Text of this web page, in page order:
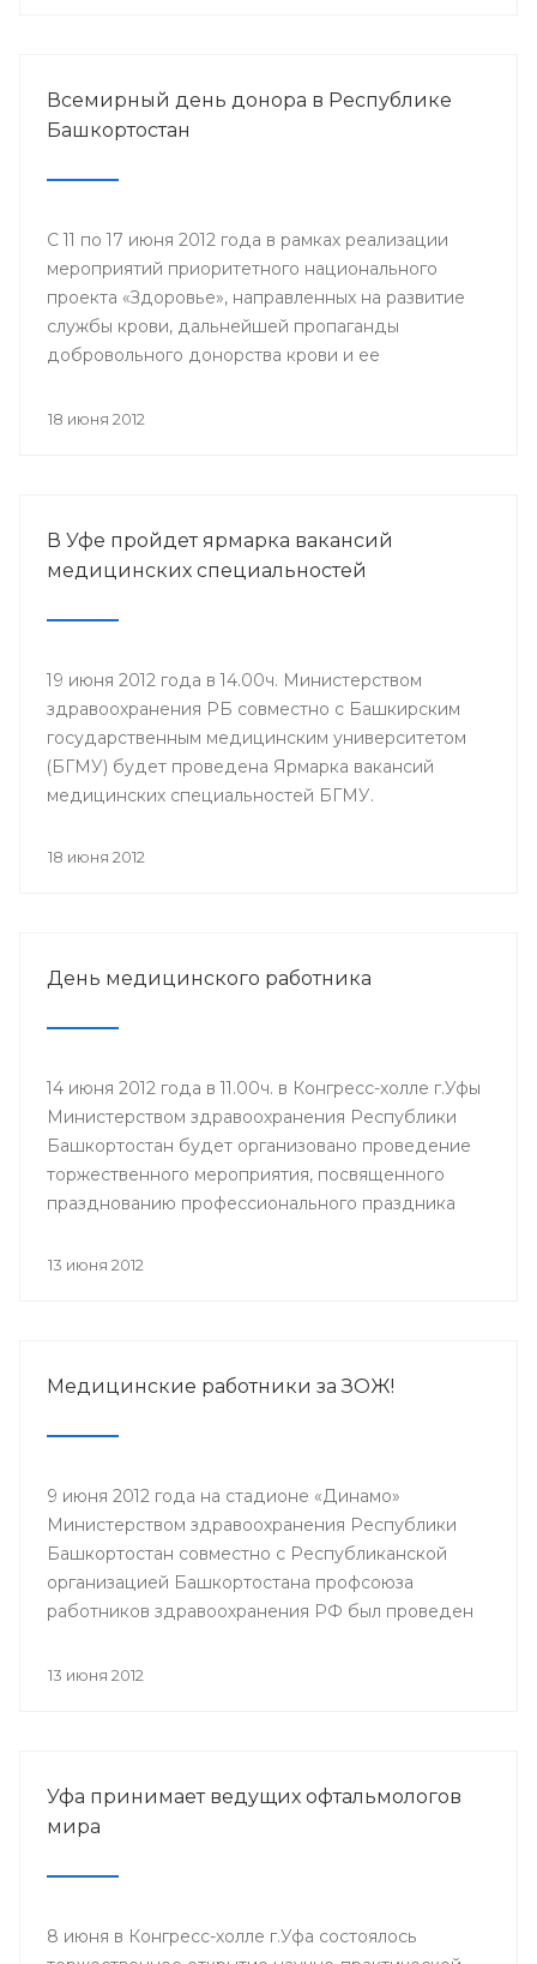
Всемирный день донора в Республике
Башкортостан
С 11 по 17 июня 2012 года в рамках реализации
мероприятий приоритетного национального
проекта «Здоровье», направленных на развитие
службы крови, дальнейшей пропаганды
добровольного донорства крови и ее
информационная акция «Спасибо, донор!»,
18 июня 2012
В Уфе пройдет ярмарка вакансий
медицинских специальностей
19 июня 2012 года в 14.00ч. Министерством
здравоохранения РБ совместно с Башкирским
государственным медицинским университетом
(БГМУ) будет проведена Ярмарка вакансий
медицинских специальностей БГМУ.
лечебно-профилактических учреждений (ЛПУ)
выпускники 2012 года.
18 июня 2012
День медицинского работника
14 июня 2012 года в 11.00ч. в Конгресс-холле г.Уфы
Министерством здравоохранения Республики
Башкортостан будет организовано проведение
торжественного мероприятия, посвященного
празднованию профессионального праздника
участия в мероприятии приглашены
государственных унитарных предприятий,
13 июня 2012
Медицинские работники за ЗОЖ!
9 июня 2012 года на стадионе «Динамо»
Министерством здравоохранения Республики
Башкортостан совместно с Республиканской
организацией Башкортостана профсоюза
работников здравоохранения РФ был проведен
отрасли здравоохранения, посвященный Дню
систематическим занятиям физической культурой
и спортом, укрепления здоровья работников
сферы здравоохранения.
13 июня 2012
Уфа принимает ведущих офтальмологов
мира
8 июня в Конгресс-холле г.Уфа состоялось